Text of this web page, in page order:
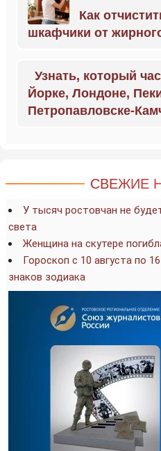
Как
шкафчики от
Узнать, который
Йорке, Лондоне,
Петропавловске-
СВЕЖИЕ
У тысяч ростовчан не
света
Женщина на скутере
Гороскоп с 10 августа по
знаков зодиака